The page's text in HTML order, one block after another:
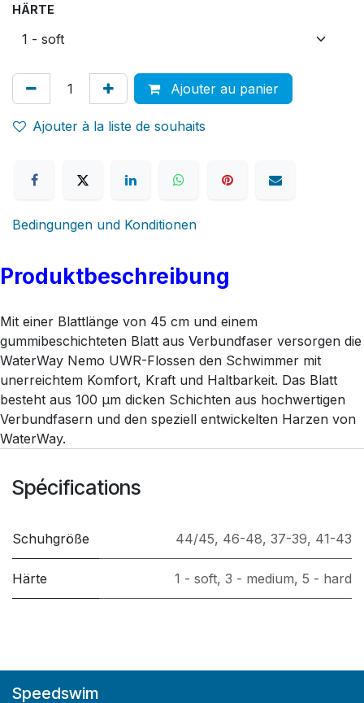
HÄRTE
Ajouter au panier
Ajouter à la liste de souhaits
Bedingungen und Konditionen
Produktbeschreibung
Mit einer Blattlänge von 45 cm und einem
gummibeschichteten Blatt aus Verbundfaser versorgen die
WaterWay Nemo UWR-Flossen den Schwimmer mit
unerreichtem Komfort, Kraft und Haltbarkeit. Das Blatt
besteht aus 100 µm dicken Schichten aus hochwertigen
Verbundfasern und den speziell entwickelten Harzen von
WaterWay.
Spécifications
Schuhgröße 44/45, 46-48, 37-39, 41-43
Härte 1 - soft, 3 - medium, 5 - hard
Speedswim